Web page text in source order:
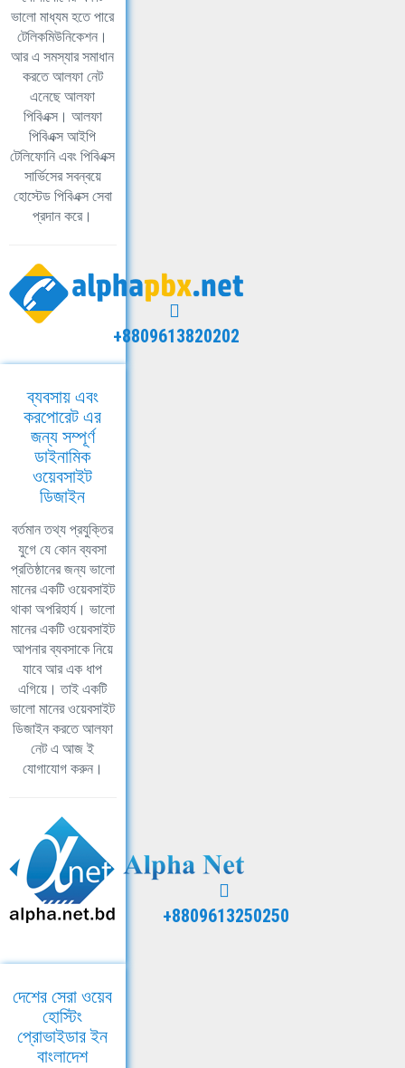
ভালো মাধ্যম হতে পারে
টেলিকমিউনিকেশন।
আর এ সমস্যার সমাধান
করতে আলফা নেট
এনেছে আলফা
পিবিএক্স। আলফা
পিবিএক্স আইপি
টেলিফোনি এবং পিবিএক্স
সার্ভিসের সবন্বয়ে
হোস্টেড পিবিএক্স সেবা
প্রদান করে।
+8809613820202
ব্যবসায় এবং
করপোরেট এর
জন্য সম্পূর্ণ
ডাইনামিক
ওয়েবসাইট
ডিজাইন
বর্তমান তথ্য প্রযুক্তির
যুগে যে কোন ব্যবসা
প্রতিষ্ঠানের জন্য ভালো
মানের একটি ওয়েবসাইট
থাকা অপরিহার্য। ভালো
মানের একটি ওয়েবসাইট
আপনার ব্যবসাকে নিয়ে
যাবে আর এক ধাপ
এগিয়ে। তাই একটি
ভালো মানের ওয়েবসাইট
ডিজাইন করতে আলফা
নেট এ আজ ই
যোগাযোগ করুন।
+8809613250250
দেশের সেরা ওয়েব
হোস্টিং
প্রোভাইডার ইন
বাংলাদেশ